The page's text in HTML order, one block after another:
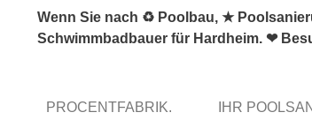
Wenn Sie nach ♻ Poolbau, ★
Schwimmbadbauer für Hardheim. ❤
PROCENTFABRIK. IHR